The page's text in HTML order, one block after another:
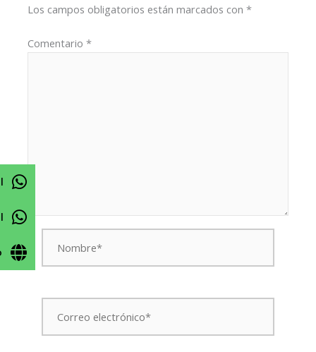
Los campos obligatorios están marcados con*
Comentario*
Nombre*
Correo
electrónico*